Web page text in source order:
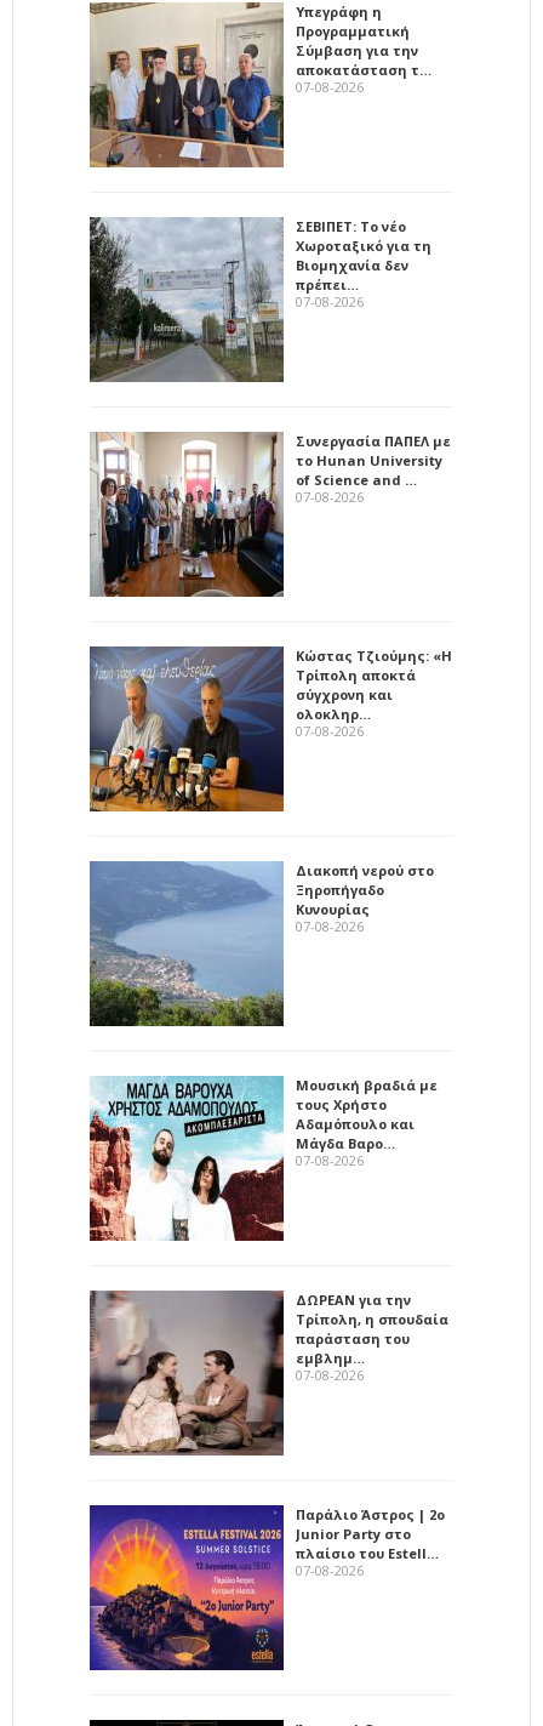
Υπεγράφη η
Προγραμματική
Σύμβαση για την
αποκατάσταση τ…
07-08-2026
ΣΕΒΙΠΕΤ: Το νέο
Χωροταξικό για τη
Βιομηχανία δεν
πρέπει…
07-08-2026
Συνεργασία ΠΑΠΕΛ με
το Hunan University
of Science and …
07-08-2026
Κώστας Τζιούμης: «Η
Τρίπολη αποκτά
σύγχρονη και
ολοκληρ…
07-08-2026
Διακοπή νερού στο
Ξηροπήγαδο
Κυνουρίας
07-08-2026
Μουσική βραδιά με
τους Χρήστο
Αδαμόπουλο και
Μάγδα Βαρο…
07-08-2026
ΔΩΡΕΑΝ για την
Τρίπολη, η σπουδαία
παράσταση του
εμβλημ…
07-08-2026
Παράλιο Άστρος | 2ο
Junior Party στο
πλαίσιο του Estell…
07-08-2026